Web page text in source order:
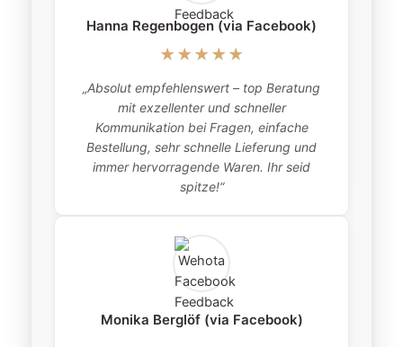
Hanna Regenbogen (via Facebook)
★★★★★
„Absolut empfehlenswert – top Beratung
mit exzellenter und schneller
Kommunikation bei Fragen, einfache
Bestellung, sehr schnelle Lieferung und
immer hervorragende Waren. Ihr seid
spitze!“
Monika Berglöf (via Facebook)